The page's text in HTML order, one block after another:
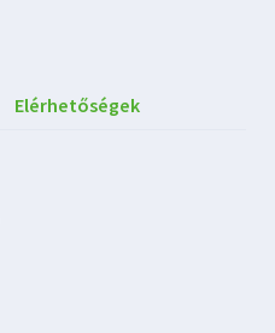
Elérhetőségek